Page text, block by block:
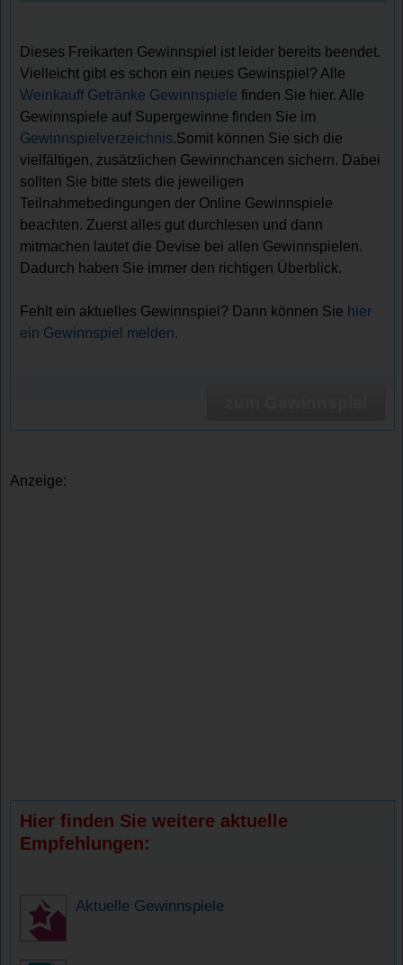
Dieses Freikarten Gewinnspiel ist leider bereits beendet.
Vielleicht gibt es schon ein neues Gewinspiel? Alle
Weinkauff Getränke Gewinnspiele finden Sie hier. Alle
Gewinnspiele auf Supergewinne finden Sie im
Gewinnspielverzeichnis.Somit können Sie sich die
vielfältigen, zusätzlichen Gewinnchancen sichern. Dabei
sollten Sie bitte stets die jeweiligen
Teilnahmebedingungen der Online Gewinnspiele
beachten. Zuerst alles gut durchlesen und dann
mitmachen lautet die Devise bei allen Gewinnspielen.
Dadurch haben Sie immer den richtigen Überblick.
Fehlt ein aktuelles Gewinnspiel? Dann können Sie hier
ein Gewinnspiel melden.
Anzeige:
Hier finden Sie weitere aktuelle
Empfehlungen:
Aktuelle Gewinnspiele